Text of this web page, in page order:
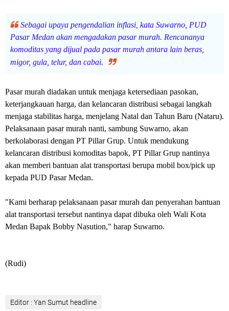
Sebagai upaya pengendalian inflasi, kata Suwarno, PUD
Pasar Medan akan mengadakan pasar murah. Rencananya
komoditas yang dijual pada pasar murah antara lain beras,
migor, gula, telur, dan cabai.
Pasar murah diadakan untuk menjaga ketersediaan pasokan,
keterjangkauan harga, dan kelancaran distribusi sebagai langkah
menjaga stabilitas harga, menjelang Natal dan Tahun Baru (Nataru).
Pelaksanaan pasar murah nanti, sambung Suwarno, akan
berkolaborasi dengan PT Pillar Grup. Untuk mendukung
kelancaran distribusi komoditas bapok, PT Pillar Grup nantinya
akan memberi bantuan alat transportasi berupa mobil box/pick up
kepada PUD Pasar Medan.
"Kami berharap pelaksanaan pasar murah dan penyerahan bantuan
alat transportasi tersebut nantinya dapat dibuka oleh Wali Kota
Medan Bapak Bobby Nasution," harap Suwarno.
(Rudi)
Editor : Yan Sumut headline